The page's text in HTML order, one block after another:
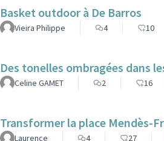
Basket outdoor à De Barros
Vieira Philippe 4 10
Des tonelles ombragées dans
Celine GAMET 2 16
Transformer la place Mendès-
Laurence 4 27